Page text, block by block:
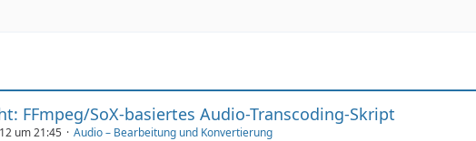
FFmpeg/SoX-basiertes Audio-Transcoding-Skript
um 21:45 Audio – Bearbeitung und Konvertierung